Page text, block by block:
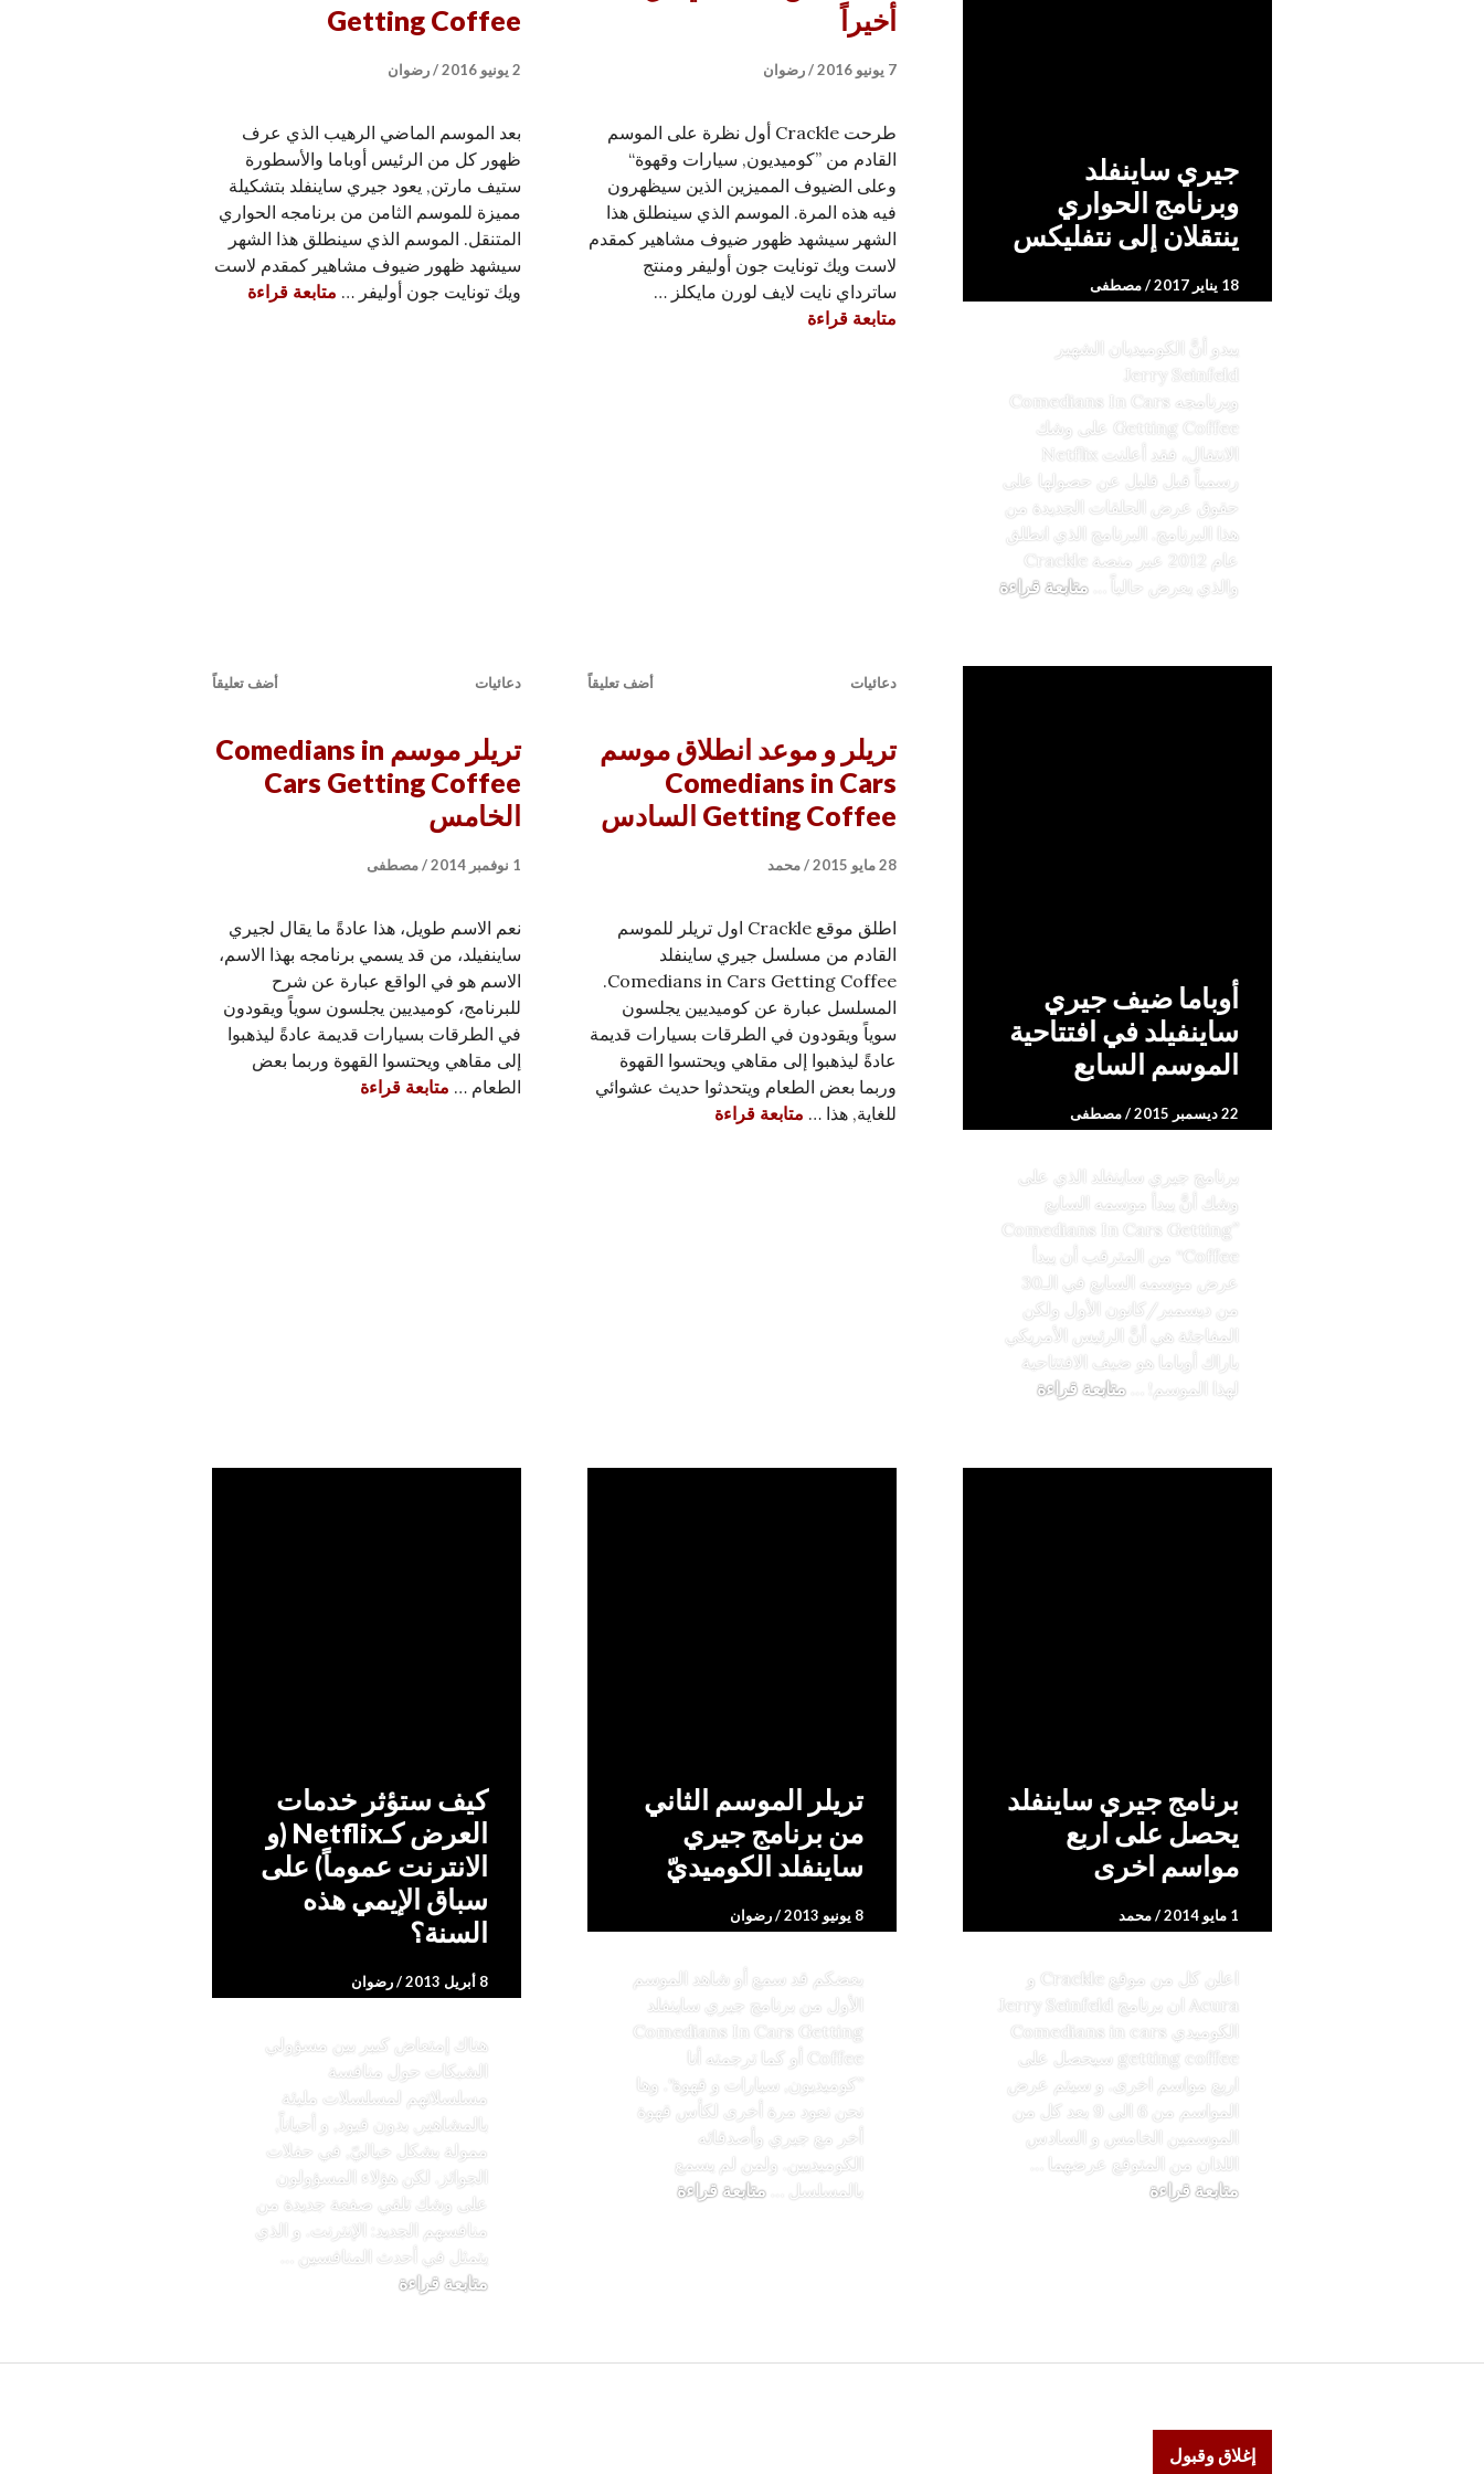
جيري ساينفلد
وبرنامج الحواري
ينتقلان إلى نتفليكس
18 يناير 2017 مصطفى
يبدو أنَّ الكوميديان الشهير
Jerry Seinfeld
وبرنامجه Comedians In Cars
Getting Coffee على وشك
الانتقال، فقد أعلنت Netflix
رسمياً قبل قليل عن حصولها على
حقوق عرض الحلقات الجديدة من
هذا البرنامج. البرنامج الذي انطلق
عام 2012 عبر منصة Crackle
والذي يعرض حالياً … متابعة قراءةجيري ساينفلد وبرنامج الحواري ينتقلان إلى نتفليكس
أخيراً
7 يونيو 2016 رضوان
طرحت Crackle أول نظرة على الموسم
القادم من ”كوميديون, سيارات وقهوة“
وعلى الضيوف المميزين الذين سيظهرون
فيه هذه المرة. الموسم الذي سينطلق هذا
الشهر سيشهد ظهور ضيوف مشاهير كمقدم
لاست ويك تونايت جون أوليفر ومنتج
ساترداي نايت لايف لورن مايكلز …
متابعة قراءة
Getting Coffee
2 يونيو 2016 رضوان
بعد الموسم الماضي الرهيب الذي عرف
ظهور كل من الرئيس أوباما والأسطورة
ستيف مارتن, يعود جيري ساينفلد بتشكيلة
مميزة للموسم الثامن من برنامجه الحواري
المتنقل. الموسم الذي سينطلق هذا الشهر
سيشهد ظهور ضيوف مشاهير كمقدم لاست
ويك تونايت جون أوليفر … متابعة قراءة
أوباما ضيف جيري
ساينفيلد في افتتاحية
الموسم السابع
22 ديسمبر 2015 مصطفى
برنامج جيري ساينفلد الذي على
وشك أنَّ يبدأ موسمه السابع
”Comedians In Cars Getting
Coffee“ من المترقب أن يبدأ
عرض موسمه السابع في الـ30
من ديسمبر/كانون الأول ولكن
المفاجئة هي أنَّ الرئيس الأمريكي
باراك أوباما هو ضيف الافتتاحية
لهذا الموسم! … متابعة قراءةأوباما ضيف جيري ساينفيلد في افتتاحية الموسم السابع
دعائيات أضف تعليقاً
تريلر و موعد انطلاق موسم
Comedians in Cars
Getting Coffee السادس
28 مايو 2015 محمد
اطلق موقع Crackle اول تريلر للموسم
القادم من مسلسل جيري ساينفلد
Comedians in Cars Getting Coffee.
المسلسل عبارة عن كوميديين يجلسون
سوياً ويقودون في الطرقات بسيارات قديمة
عادةً ليذهبوا إلى مقاهي ويحتسوا القهوة
وربما بعض الطعام ويتحدثوا حديث عشوائي
للغاية, هذا … متابعة قراءة
دعائيات أضف تعليقاً
تريلر موسم Comedians in
Cars Getting Coffee
الخامس
1 نوفمبر 2014 مصطفى
نعم الاسم طويل، هذا عادةً ما يقال لجيري
ساينفيلد، من قد يسمي برنامجه بهذا الاسم،
الاسم هو في الواقع عبارة عن شرح
للبرنامج، كوميديين يجلسون سوياً ويقودون
في الطرقات بسيارات قديمة عادةً ليذهبوا
إلى مقاهي ويحتسوا القهوة وربما بعض
الطعام … متابعة قراءة
برنامج جيري ساينفلد
يحصل على اربع
مواسم اخرى
1 مايو 2014 محمد
اعلن كل من موقع Crackle و
Acura ان برنامج Jerry Seinfeld
الكوميدي Comedians in cars
getting coffee سيحصل على
اربع مواسم اخرى. و سيتم عرض
المواسم من 6 الى 9 بعد كل من
الموسمين الخامس و السادس
اللذان من المتوقع عرضهما …
متابعة قراءةبرنامج جيري ساينفلد يحصل على اربع مواسم اخرى
تريلر الموسم الثاني
من برنامج جيري
ساينفلد الكوميديّ
8 يونيو 2013 رضوان
بعضكم قد سمع أو شاهد الموسم
الأول من برنامج جيري ساينفلد
Comedians In Cars Getting
Coffee أو كما ترجمته أنا
”كوميديون, سيارات و قهوة“. وها
نحن نعود مرة أخرى لكأس قهوة
أخر مع جيري وأصدقائه
الكوميديين. ولمن لم يسمع
بالمسلسل … متابعة قراءةتريلر الموسم الثاني من برنامج جيري ساينفلد الكوميديّ
كيف ستؤثر خدمات
العرض كـNetflix (و
الانترنت عموماً) على
سباق الإيمي هذه
السنة؟
8 أبريل 2013 رضوان
هناك إمتعاض كبير بين مسؤولي
الشبكات حول منافسة
مسلسلاتهم لمسلسلات مليئة
بالمشاهير, بدون قيود, و أحياناً,
ممولة بشكل خياليّ, في حفلات
الجوائز. لكن هؤلاء المسؤولون
على وشك تلقي صفعة جديدة من
منافسهم الجديد: الإنترنت. و الذي
يتمثل في أحدث المنافسين …
متابعة قراءةكيف ستؤثر خدمات العرض كـNetflix (و الانترنت عموماً) على سباق الإيمي هذه السنة؟